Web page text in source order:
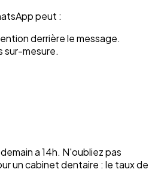
peut :
derrière le message.
sur-mesure.
a 14h. N'oubliez pas
un cabinet dentaire : le taux de